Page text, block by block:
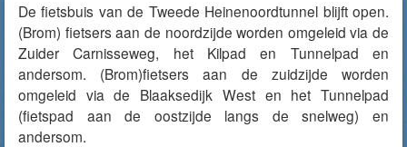
De fietsbuis van de Tweede Heinenoordtunnel blijft open.
(Brom) fietsers aan de noordzijde worden omgeleid via de
Zuider Carnisseweg, het Kilpad en Tunnelpad en
andersom. (Brom)fietsers aan de zuidzijde worden
omgeleid via de Blaaksedijk West en het Tunnelpad
(fietspad aan de oostzijde langs de snelweg) en
andersom.